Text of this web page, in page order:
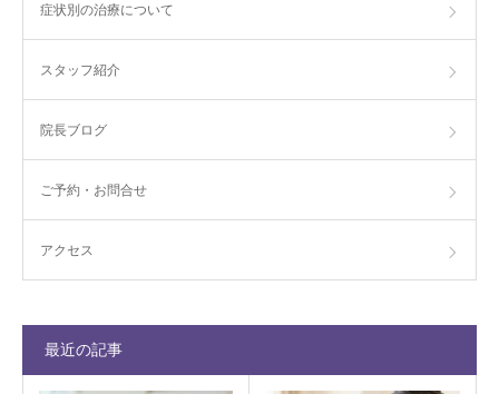
症状別の治療について
スタッフ紹介
院長ブログ
ご予約・お問合せ
アクセス
最近の記事